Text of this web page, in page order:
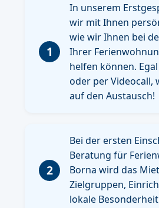
1
In unserem
wir mit Ihnen
wie wir Ihnen bei
Ihrer
helfen können.
oder per Videocall,
auf den Austausch!
2
Bei der ersten
Beratung für
Borna wird das
Zielgruppen,
lokale